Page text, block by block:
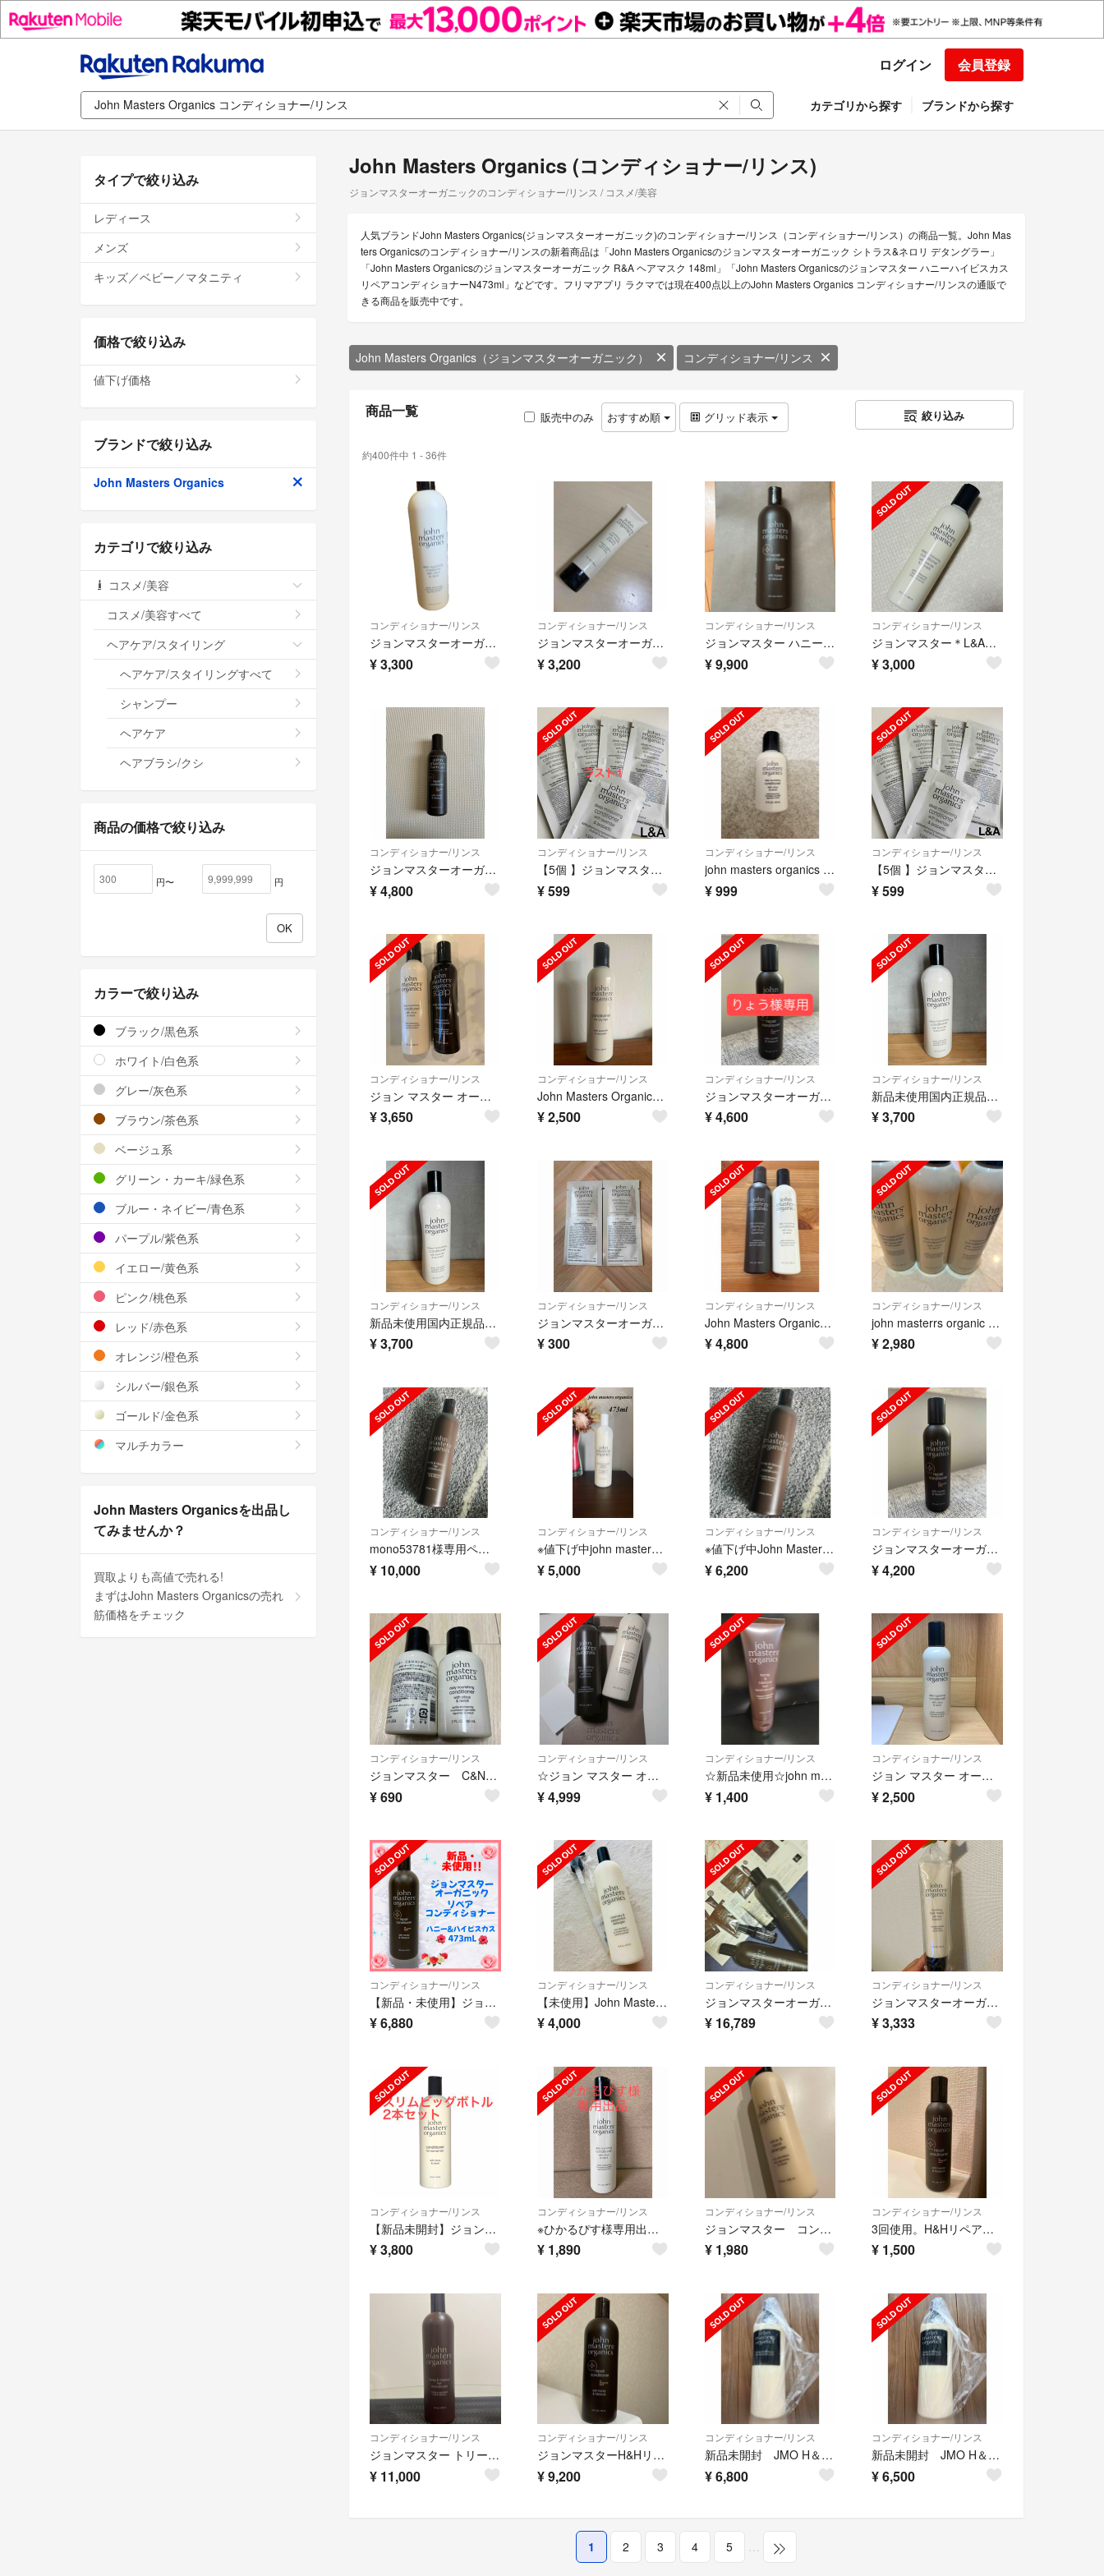
ログイン 会員登録
カテゴリから探す ブランドから探す
John Masters Organics (コンディショナー/リンス)
ジョンマスターオーガニックのコンディショナー/リンス / コスメ/美容
人気ブランドJohn Masters Organics(ジョンマスターオーガニック)のコンディショナー/リンス（コンディショナー/リンス）の商品一覧。John Mas
ters Organicsのコンディショナー/リンスの新着商品は「John Masters Organicsのジョンマスターオーガニック シトラス&ネロリ デタングラー」
「John Masters Organicsのジョンマスターオーガニック R&A ヘアマスク 148ml」「John Masters Organicsのジョンマスター ハニーハイビスカス
リペアコンディショナーN473ml」などです。フリマアプリ ラクマでは現在400点以上のJohn Masters Organics コンディショナー/リンスの通販で
きる商品を販売中です。
John Masters Organics（ジョンマスターオーガニック） コンディショナー/リンス
商品一覧 販売中のみ おすすめ順 グリッド表示 絞り込み
約400件中 1 - 36件
コンディショナー/リンス
ジョンマスターオーガニック シトラス&ネロリ デタングラー
¥3,300
コンディショナー/リンス
ジョンマスターオーガニック R&A ヘアマスク 148ml
¥3,200
コンディショナー/リンス
ジョンマスター ハニーハイビスカスリペアコンディショナーN473ml
¥9,900
コンディショナー/リンス
ジョンマスター＊L&Aコンディショナー N（ラベンダー＆アボカド）
¥3,000
コンディショナー/リンス
ジョンマスターオーガニック H＆HリペアコンディショナーN ハニー＆ハイビスカス
¥4,800
コンディショナー/リンス
【5個 】ジョンマスターオーガニック L&Aコンディショナー パウチ
¥599
コンディショナー/リンス
john masters organics デイリーノリッシングコンディショナー
¥999
コンディショナー/リンス
【5個 】ジョンマスターオーガニック L&Aコンディショナー パウチ
¥599
コンディショナー/リンス
ジョン マスター オーガニック JOHN MASTERS ORGANICS L＆
¥3,650
コンディショナー/リンス
John Masters Organics(ジョンマスターオーガニック) C&N
¥2,500
コンディショナー/リンス
ジョンマスターオーガニック H＆HリペアコンディショナーN ハニー＆ハイビスカス
¥4,600
コンディショナー/リンス
新品未使用国内正規品ジョンマスターオーガニックL&Aコンディショナー473ml
¥3,700
コンディショナー/リンス
新品未使用国内正規品ジョンマスターオーガニックL&Aコンディショナー473ml
¥3,700
コンディショナー/リンス
ジョンマスターオーガニック L&Aコンディショナー N
¥300
コンディショナー/リンス
John Masters Organics(ジョンマスターオーガニック) C&N
¥4,800
コンディショナー/リンス
john masterrs organic conditioners
¥2,980
コンディショナー/リンス
mono53781様専用ページ
¥ 10,000
コンディショナー/リンス
※値下げ中john masterラベンダー&アボカド コンディショナー473ml
¥5,000
コンディショナー/リンス
※値下げ中John Masters OrganicsH&Hヘアリコンストラクター
¥6,200
コンディショナー/リンス
ジョンマスターオーガニック H＆HリペアコンディショナーN ハニー＆ハイビスカス
¥4,200
コンディショナー/リンス
ジョンマスター C&Nコンディショナー N（シトラス＆ネロリ）
¥690
コンディショナー/リンス
☆ジョン マスター オーガニック シャンプー コンディショナー セット☆
¥4,999
コンディショナー/リンス
☆新品未使用☆john masters organics ヘアコンディシ
¥ 1,400
コンディショナー/リンス
ジョン マスター オーガニック JOHN MASTERS ORGANICS C＆
¥2,500
コンディショナー/リンス
【新品・未使用】ジョンマスター ハニー&ハイビスカス ヘアコンディショナー #3
¥6,880
コンディショナー/リンス
【未使用】John Masters Organics コンディショナー&ポンプ
¥4,000
コンディショナー/リンス
ジョンマスターオーガニック H＆Hリペアシャンプー & コンディショナーN
¥ 16,789
コンディショナー/リンス
ジョンマスターオーガニック ヘアマスク 148ml
¥3,333
コンディショナー/リンス
【新品未開封】ジョンマスターオーガニック C＆Nコンディショナー 473ml
¥3,800
コンディショナー/リンス
※ひかるぴす様専用出品※ジョンマスターオーガニック C＆Nコンディショナ N
¥ 1,890
コンディショナー/リンス
ジョンマスター コンディショナー 新品
¥ 1,980
コンディショナー/リンス
3回使用。H&Hリペアコンディショナー N （ハニー&ハイビスカス）177mL
¥ 1,500
コンディショナー/リンス
ジョンマスター トリートメントH &Hヘアリコンストラクター
¥ 11,000
コンディショナー/リンス
ジョンマスターH&Hリペアコンディショナー
¥9,200
コンディショナー/リンス
新品未開封 JMO H＆Hヘアーリコンストラクター 1000mLコンディショナー
¥6,800
コンディショナー/リンス
新品未開封 JMO H＆Hヘアーリコンストラクター 1000mLコンディショナー
¥6,500
1 2 3 4 5 …
タイプで絞り込み
レディース
メンズ
キッズ／ベビー／マタニティ
価格で絞り込み
値下げ価格
ブランドで絞り込み
John Masters Organics
カテゴリで絞り込み
コスメ/美容
コスメ/美容すべて
ヘアケア/スタイリング
ヘアケア/スタイリングすべて
シャンプー
ヘアケア
ヘアブラシ/クシ
商品の価格で絞り込み
円〜 円
カラーで絞り込み
ブラック/黒色系
ホワイト/白色系
グレー/灰色系
ブラウン/茶色系
ベージュ系
グリーン・カーキ/緑色系
ブルー・ネイビー/青色系
パープル/紫色系
イエロー/黄色系
ピンク/桃色系
レッド/赤色系
オレンジ/橙色系
シルバー/銀色系
ゴールド/金色系
マルチカラー
John Masters Organicsを出品し
てみませんか？
買取よりも高値で売れる!
まずはJohn Masters Organicsの売れ
筋価格をチェック